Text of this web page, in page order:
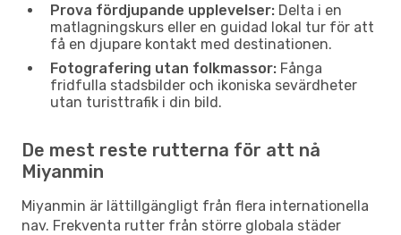
Prova fördjupande upplevelser: Delta i en
matlagningskurs eller en guidad lokal tur för att
få en djupare kontakt med destinationen.
Fotografering utan folkmassor: Fånga
fridfulla stadsbilder och ikoniska sevärdheter
utan turisttrafik i din bild.
De mest reste rutterna för att nå
Miyanmin
Miyanmin är lättillgängligt från flera internationella
nav. Frekventa rutter från större globala städer